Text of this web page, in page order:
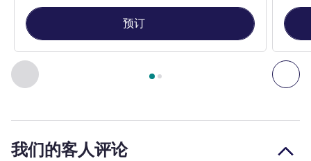
上一个 - 餐厅 下
第 页，共 , 餐厅 1 : BENKAY WASHOKU , 餐厅 2 :
预订
我们的客人评论